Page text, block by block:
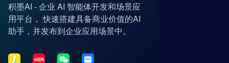
积墨AI - 企业 AI 智能体开发和场景应
用平台， 快速搭建具备商业价值的AI
助手，并发布到企业应用场景中。